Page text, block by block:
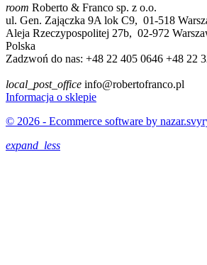
room Roberto & Franco sp. z o.o.
ul. Gen. Zajączka 9A lok C9, 01-518
Aleja Rzeczypospolitej 27b, 02-972
Polska
Zadzwoń do nas: +48 22 405 0646 +48 22
local_post_office info@robertofranco.pl
Informacja o sklepie
© 2026 - Ecommerce software by
expand_less